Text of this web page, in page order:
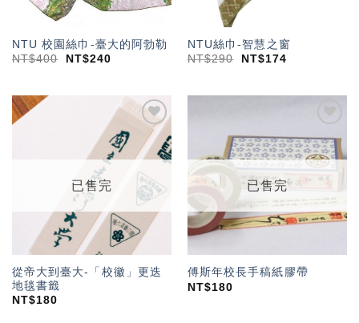
NTU 校園絲巾-臺大的阿勃勒
NT$400 NT$240
NTU絲巾-智慧之窗
NT$290 NT$174
加入
「願
望輕
已售完
從帝大到臺大-「校徽」更迭
地毯書籤
NT$180
加入
「願
望輕
已售完
傅斯年校長手稿紙膠帶
NT$180